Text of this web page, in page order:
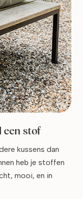
een stof
kussens dan
heb je stoffen
mooi, en in